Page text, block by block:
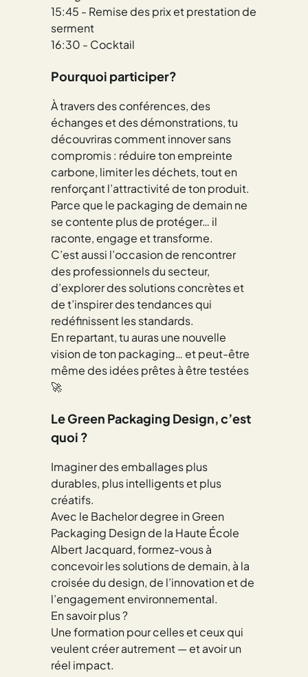
15:45 - Remise des prix et prestation de
serment
16:30 - Cocktail
Pourquoi participer?
À travers des conférences, des
échanges et des démonstrations, tu
découvriras comment innover sans
compromis : réduire ton empreinte
carbone, limiter les déchets, tout en
renforçant l’attractivité de ton produit.
Parce que le packaging de demain ne
se contente plus de protéger… il
raconte, engage et transforme.
C’est aussi l’occasion de rencontrer
des professionnels du secteur,
d’explorer des solutions concrètes et
de t’inspirer des tendances qui
redéfinissent les standards.
En repartant, tu auras une nouvelle
vision de ton packaging… et peut-être
même des idées prêtes à être testées
🚀
Le Green Packaging Design, c’est
quoi ?
Imaginer des emballages plus
durables, plus intelligents et plus
créatifs.
Avec le Bachelor degree in Green
Packaging Design de la Haute École
Albert Jacquard, formez-vous à
concevoir les solutions de demain, à la
croisée du design, de l’innovation et de
l’engagement environnemental.
En savoir plus ?
Une formation pour celles et ceux qui
veulent créer autrement — et avoir un
réel impact.